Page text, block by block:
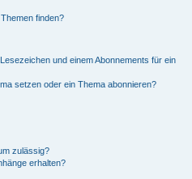
finden?
und einem Abonnements für ein
setzen oder ein Thema abonnieren?
zulässig?
erhalten?